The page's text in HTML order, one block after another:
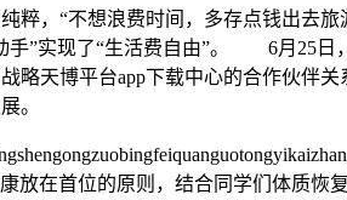
，“不想浪费时间，多存点钱出去旅
手”实现了“生活费自由”。 6月25
天博平台app下载中心的合作伙伴
。
在首位的原则，结合同学们体质恢